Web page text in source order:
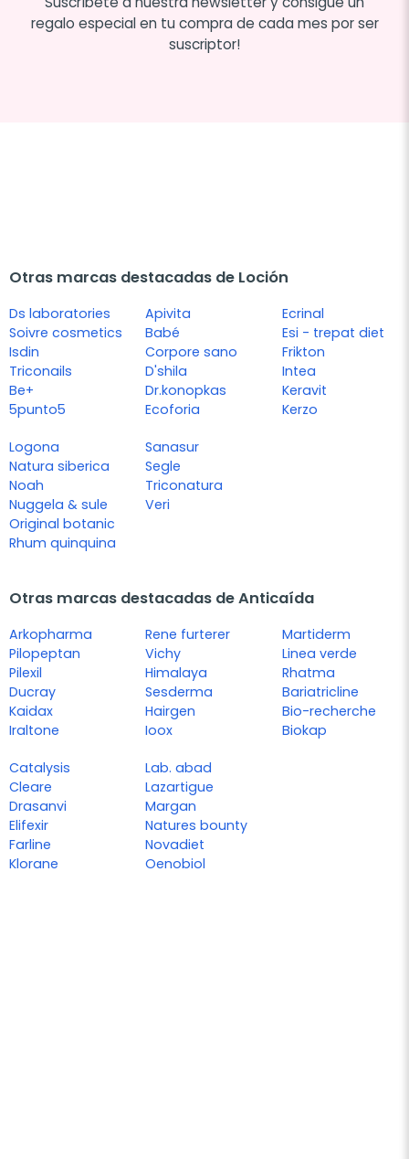
regalo especial en tu compra de cada mes por ser
suscriptor!
Otras marcas destacadas de Loción
Ds laboratories
Soivre cosmetics
Isdin
Triconails
Be+
5punto5
Apivita
Babé
Corpore sano
D'shila
Dr.konopkas
Ecoforia
Ecrinal
Esi - trepat diet
Frikton
Intea
Keravit
Kerzo
Logona
Natura siberica
Noah
Nuggela & sule
Original botanic
Rhum quinquina
Sanasur
Segle
Triconatura
Veri
Otras marcas destacadas de Anticaída
Arkopharma
Pilopeptan
Pilexil
Ducray
Kaidax
Iraltone
Rene furterer
Vichy
Himalaya
Sesderma
Hairgen
Ioox
Martiderm
Linea verde
Rhatma
Bariatricline
Bio-recherche
Biokap
Catalysis
Cleare
Drasanvi
Elifexir
Farline
Klorane
Lab. abad
Lazartigue
Margan
Natures bounty
Novadiet
Oenobiol